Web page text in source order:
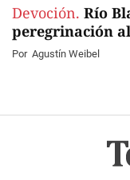
Devoción. Río
peregrinación
Por Agustín Weibel